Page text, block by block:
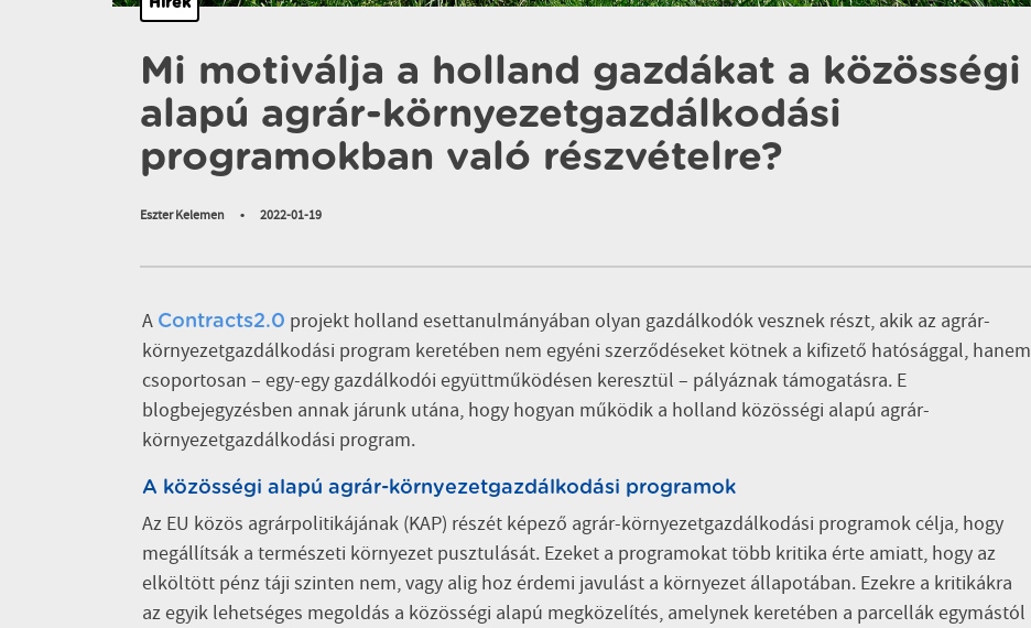
Mi motiválja a holland gazdákat a közösségi
alapú agrár-környezetgazdálkodási
programokban való részvételre?
Eszter Kelemen • 2022-01-19
A Contracts2.0 projekt holland esettanulmányában olyan gazdálkodók vesznek részt, akik az agrár-
környezetgazdálkodási program keretében nem egyéni szerződéseket kötnek a kifizető hatósággal, hanem
csoportosan – egy-egy gazdálkodói együttműködésen keresztül – pályáznak támogatásra. E
blogbejegyzésben annak járunk utána, hogy hogyan működik a holland közösségi alapú agrár-
környezetgazdálkodási program.
A közösségi alapú agrár-környezetgazdálkodási programok
Az EU közös agrárpolitikájának (KAP) részét képező agrár-környezetgazdálkodási programok célja, hogy
megállítsák a természeti környezet pusztulását. Ezeket a programokat több kritika érte amiatt, hogy az
elköltött pénz táji szinten nem, vagy alig hoz érdemi javulást a környezet állapotában. Ezekre a kritikákra
az egyik lehetséges megoldás a közösségi alapú megközelítés, amelynek keretében a parcellák egymástól